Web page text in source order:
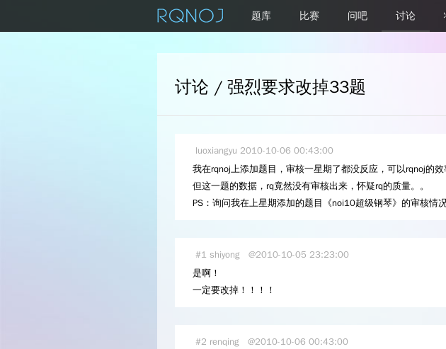
题库 比赛 问吧 讨论
讨论 / 强烈要求改掉33题
luoxiangyu 2010-10-06 00:43:00
我在rqnoj上添加题目，审核一星期了都没反应，可以rqnoj的效
但这一题的数据，rq竟然没有审核出来，怀疑rq的质量。。
PS：询问我在上星期添加的题目《noi10超级钢琴》的审核情
#1 shiyong @2010-10-05 23:23:00
是啊！
一定要改掉！！！！
#2 renqing @2010-10-06 00:43:00